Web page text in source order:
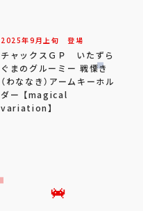
2025年9 月 上旬 登場
チャックスＧＰ いたずら
ぐまのグルーミー 戦慄き
（わななき）アームキーホル
ダー 【magical
variation】